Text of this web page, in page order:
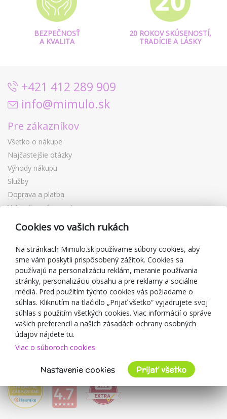
BEZPEČNOSŤ
A KVALITA
20 ROKOV SKÚSENOSTÍ,
TRADÍCIE A LÁSKY
+421 412 289 909
info@mimulo.sk
Pre zákazníkov
Všetko o nákupe
Najčastejšie otázky
Výhody nákupu
Služby
Doprava a platba
Vrátenie a výmena tovaru
Reklamácia
Zľavové kupóny
Blog
O predajcovi
Mimulo.sk
Obchodné podmienky
Ochrana osobných údajov GDPR
Kontakty
Spolupracujeme
Cookies vo vašich rukách
Na stránkach Mimulo.sk používame súbory cookies, aby
sme vám poskytli prispôsobený zážitok. Cookies sa
používajú na personalizáciu reklám, meranie používania
stránky, personalizáciu obsahu a pre reklamy a sociálne
médiá. Pred použitím týchto cookies vás požiadame o
súhlas. Kliknutím na tlačidlo „Prijať všetko“ vyjadrujete svoj
súhlas s použitím všetkých cookies. Viac informácií o správe
vašich preferencií a našich zásadách ochrany osobných
údajov nájdete tu.
Viac o súboroch cookies
Nastavenie cookies Prijať všetko